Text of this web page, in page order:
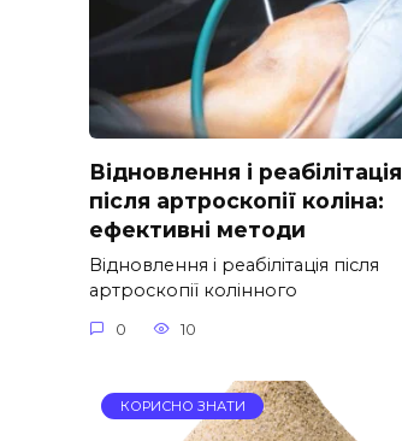
Відновлення і реабілітація
після артроскопії коліна:
ефективні методи
Відновлення і реабілітація після
артроскопії колінного
0 10
КОРИСНО ЗНАТИ